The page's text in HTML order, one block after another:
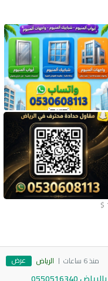
$
منذ 6 ساعات الرياض عرض